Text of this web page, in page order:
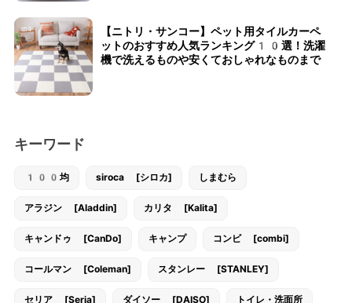
【ニトリ・サンコー】ペット用タイルカーペ
ットのおすすめ人気ランキング10選！洗濯
機で洗えるものや安くておしゃれなものまで
キーワード
100均 siroca [シロカ] しまむら
アラジン [Aladdin] カリタ [Kalita]
キャンドゥ [CanDo] キャンプ コンビ [combi]
コールマン [Coleman] スタンレー [STANLEY]
セリア [Seria] ダイソー [DAISO] トイレ・洗面所